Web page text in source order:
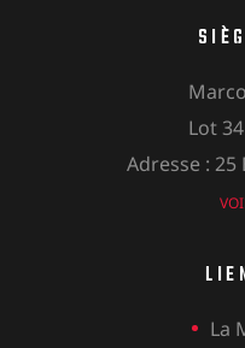
Lot
Adresse : 25
La